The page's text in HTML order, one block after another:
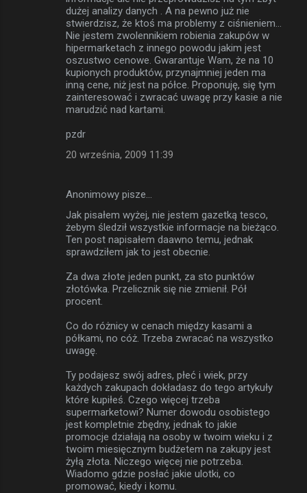
dużej analizy danych . A na pewno już nie
stwierdzisz, że ktoś ma problemy z ciśnieniem...
Nie jestem zwolennikiem robienia zakupów w
hipermarketach z innego powodu jakim jest
oszustwo cenowe. Gwarantuje Wam, że na 10
kupionych produktów, przynajmniej jeden ma
inną cene, niż jest na półce. Proponuję, się tym
zainteresować i zwracać uwagę przy kasie a nie
marudzić nad kartami.
pzdr
20 września, 2009 11:39
Anonimowy pisze…
Jak pisałem wyżej, nie jestem gazetką tesco,
żebym śledził wszystkie informacje na bieżąco.
Ten post napisałem daawno temu, jednak
sprawdziłem jak to jest obecnie.
Za dwa złote jeden punkt, za sto punktów
złotówka. Przelicznik się nie zmienił. Pół
procent.
Co do różnicy w cenach między kasami a
półkami, no cóż. Trzeba zwracać na wszystko
uwagę.
Ty podajesz swój adres, płeć i wiek, przy
każdych zakupach dokładasz do tego artykuły
które kupiłeś. Czego więcej trzeba
supermarketowi? Numer dowodu osobistego
jest kompletnie zbędny, jednak to jakie
promocje działają na osoby w twoim wieku i z
twoim miesięcznym budżetem na zakupy jest
żyłą złota. Niczego więcej nie potrzeba.
Wiadomo gdzie posłać jakie ulotki, co
promować, kiedy i komu.